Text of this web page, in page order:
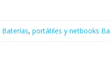
Baterías, portátiles y netbooks